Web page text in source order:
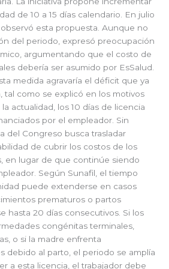
de 10 a 15 días calendario. En julio
esta propuesta. Aunque no
del periodo, expresó preocupación
argumentando que el costo de
debería ser asumido por EsSalud.
medida agravaría el déficit que ya
tal como se explicó en los motivos
actualidad, los 10 días de licencia
por el empleador. Sin
del Congreso busca trasladar
de cubrir los costos de los
en lugar de que continúe siendo
Según Sunafil, el tiempo
puede extenderse en casos
prematuros o partos
hasta 20 días consecutivos. Si los
congénitas terminales,
o si la madre enfrenta
debido al parto, el periodo se amplía
a esta licencia, el trabajador debe